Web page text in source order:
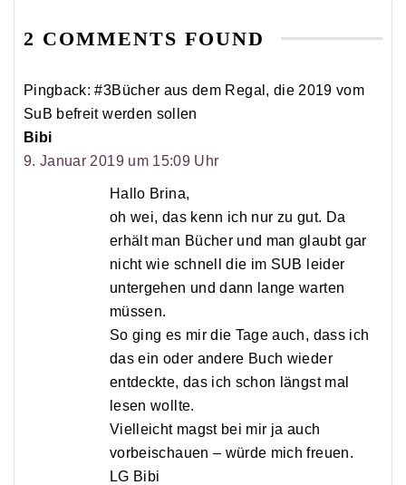
2 COMMENTS FOUND
Pingback: #3Bücher aus dem Regal, die 2019 vom
SuB befreit werden sollen
Bibi
9. Januar 2019 um 15:09 Uhr
Hallo Brina,
oh wei, das kenn ich nur zu gut. Da
erhält man Bücher und man glaubt gar
nicht wie schnell die im SUB leider
untergehen und dann lange warten
müssen.
So ging es mir die Tage auch, dass ich
das ein oder andere Buch wieder
entdeckte, das ich schon längst mal
lesen wollte.
Vielleicht magst bei mir ja auch
vorbeischauen – würde mich freuen.
LG Bibi